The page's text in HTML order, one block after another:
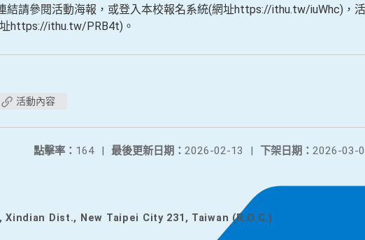
結請參閱活動海報，或登入本校報名系統(網址https://ithu.tw/iuWhc)，
https://ithu.tw/PRB4t)。
活動內容
下架日期： 2026-03-
最後更新日期： 2026-02-13 |
點擊率： 164 |
Xindian Dist., New Taipei City 231, Taiwan (R.O.C.)